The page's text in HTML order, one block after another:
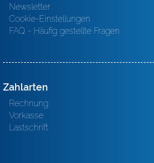
Newsletter
Cookie-Einstellungen
FAQ - Häufig gestellte Fragen
Zahlarten
Rechnung
Vorkasse
Lastschrift